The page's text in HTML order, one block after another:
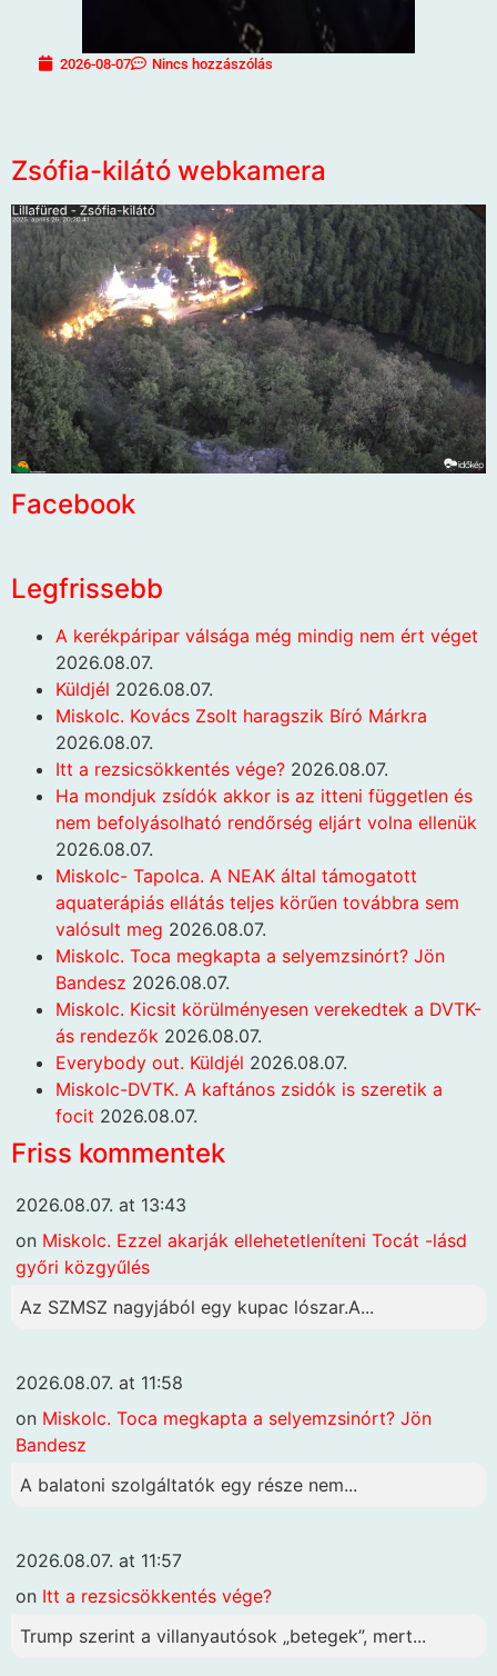
2026-08-07 Nincs hozzászólás
Zsófia-kilátó webkamera
Facebook
Legfrissebb
A kerékpáripar válsága még mindig nem ért véget
2026.08.07.
Küldjél 2026.08.07.
Miskolc. Kovács Zsolt haragszik Bíró Márkra
2026.08.07.
Itt a rezsicsökkentés vége? 2026.08.07.
Ha mondjuk zsídók akkor is az itteni független és
nem befolyásolható rendőrség eljárt volna ellenük
2026.08.07.
Miskolc- Tapolca. A NEAK által támogatott
aquaterápiás ellátás teljes körűen továbbra sem
valósult meg 2026.08.07.
Miskolc. Toca megkapta a selyemzsinórt? Jön
Bandesz 2026.08.07.
Miskolc. Kicsit körülményesen verekedtek a DVTK-
ás rendezők 2026.08.07.
Everybody out. Küldjél 2026.08.07.
Miskolc-DVTK. A kaftános zsidók is szeretik a
focit 2026.08.07.
Friss kommentek
2026.08.07. at 13:43
on Miskolc. Ezzel akarják ellehetetleníteni Tocát -lásd
győri közgyűlés
Az SZMSZ nagyjából egy kupac lószar.A...
2026.08.07. at 11:58
on Miskolc. Toca megkapta a selyemzsinórt? Jön
Bandesz
A balatoni szolgáltatók egy része nem...
2026.08.07. at 11:57
on Itt a rezsicsökkentés vége?
Trump szerint a villanyautósok „betegek”, mert...